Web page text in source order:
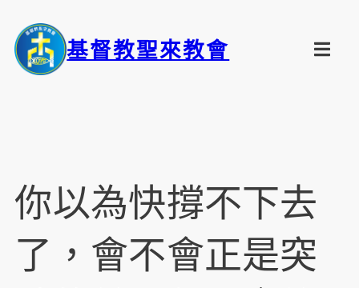
基督教聖來教會
你以為快撐不下去
了，會不會正是突